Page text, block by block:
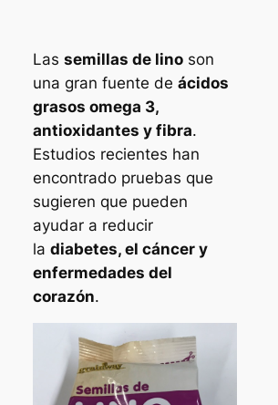
Las semillas de linoson
una gran fuente de ácidos
grasos omega 3,
antioxidantes y fibra.
Estudios recientes han
encontrado pruebas que
sugieren que pueden
ayudar a reducir
la diabetes, el cáncer y
enfermedades del
corazón.